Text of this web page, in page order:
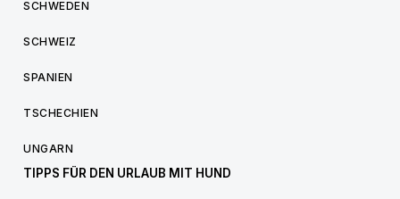
SCHWEDEN
SCHWEIZ
SPANIEN
TSCHECHIEN
UNGARN
TIPPS FÜR DEN URLAUB MIT HUND